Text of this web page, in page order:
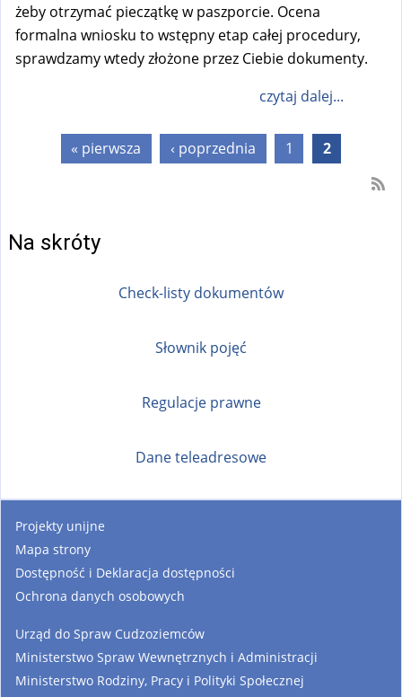
żeby otrzymać pieczątkę w paszporcie. Ocena
formalna wniosku to wstępny etap całej procedury,
sprawdzamy wtedy złożone przez Ciebie dokumenty.
czytaj dalej...
Strony« pierwsza ‹ poprzednia 1 2
Na skróty
Check-listy dokumentów
Słownik pojęć
Regulacje prawne
Dane teleadresowe
Projekty unijne
Mapa strony
Dostępność i Deklaracja dostępności
Ochrona danych osobowych
Urząd do Spraw Cudzoziemców
Ministerstwo Spraw Wewnętrznych i Administracji
Ministerstwo Rodziny, Pracy i Polityki Społecznej